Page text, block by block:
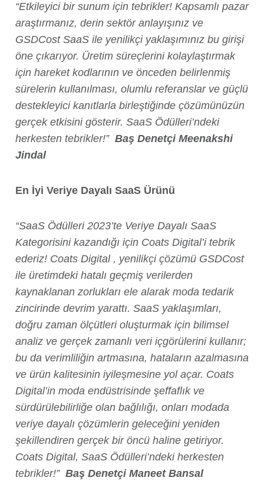
“Etkileyici bir sunum için tebrikler! Kapsamlı pazar
araştırmanız, derin sektör anlayışınız ve
GSDCost SaaS ile yenilikçi yaklaşımınız bu girişi
öne çıkarıyor. Üretim süreçlerini kolaylaştırmak
için hareket kodlarının ve önceden belirlenmiş
sürelerin kullanılması, olumlu referanslar ve güçlü
destekleyici kanıtlarla birleştiğinde çözümünüzün
gerçek etkisini gösterir. SaaS Ödülleri’ndeki
herkesten tebrikler!” Baş Denetçi Meenakshi
Jindal
En İyi Veriye Dayalı SaaS Ürünü
“SaaS Ödülleri 2023’te Veriye Dayalı SaaS
Kategorisini kazandığı için Coats Digital’i tebrik
ederiz! Coats Digital , yenilikçi çözümü GSDCost
ile üretimdeki hatalı geçmiş verilerden
kaynaklanan zorlukları ele alarak moda tedarik
zincirinde devrim yarattı. SaaS yaklaşımları,
doğru zaman ölçütleri oluşturmak için bilimsel
analiz ve gerçek zamanlı veri içgörülerini kullanır;
bu da verimliliğin artmasına, hataların azalmasına
ve ürün kalitesinin iyileşmesine yol açar. Coats
Digital’in moda endüstrisinde şeffaflık ve
sürdürülebilirliğe olan bağlılığı, onları modada
veriye dayalı çözümlerin geleceğini yeniden
şekillendiren gerçek bir öncü haline getiriyor.
Coats Digital, SaaS Ödülleri’ndeki herkesten
tebrikler!” Baş Denetçi Maneet Bansal